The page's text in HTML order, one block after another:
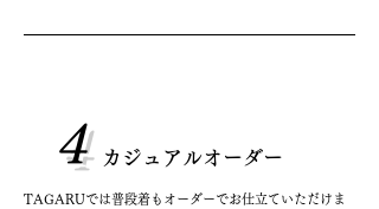
4 カジュアルオーダー
TAGARUでは普段着もオーダーでお仕立ていただけま